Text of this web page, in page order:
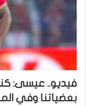
فيديو.. عيسى:
بعضياتنا وفي